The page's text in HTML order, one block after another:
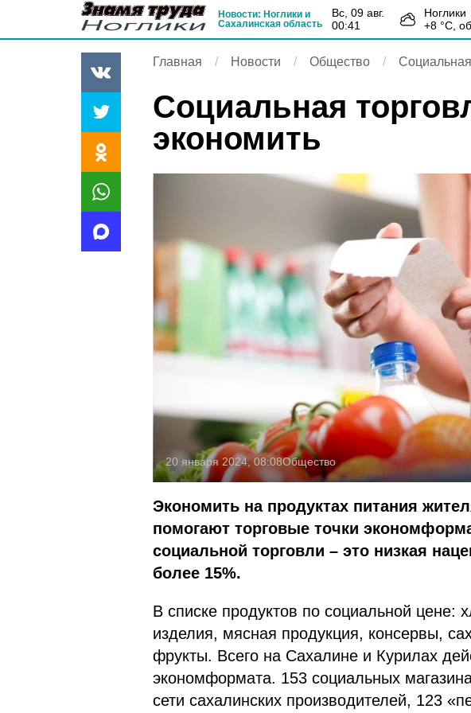
Новости: Ноглики и
Сахалинская область
вс, 09 авг.
00:41
Ноглики
+8 °С,
Главная Новости Общество Социальная
Социальная
экономить
20 января 2024, 08:08Общество
Экономить на продуктах питания
помогают торговые точки
социальной торговли – это низкая
более 15%.
В списке продуктов по социальной цене:
изделия, мясная продукция, консервы,
фрукты. Всего на Сахалине и Курилах
экономформата. 153 социальных
сети сахалинских производителей, 123